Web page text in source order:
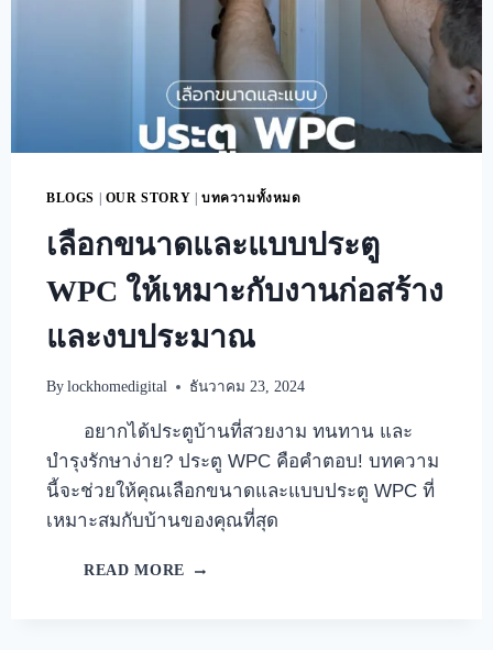
BLOGS | OUR STORY | บทความทั้งหมด
เลือกขนาดและแบบประตู
WPC ให้เหมาะกับงานก่อสร้าง
และงบประมาณ
By lockhomedigital ธันวาคม 23, 2024
อยากได้ประตูบ้านที่สวยงาม ทนทาน และ
บำรุงรักษาง่าย? ประตู WPC คือคำตอบ! บทความ
นี้จะช่วยให้คุณเลือกขนาดและแบบประตู WPC ที่
เหมาะสมกับบ้านของคุณที่สุด
READ MORE